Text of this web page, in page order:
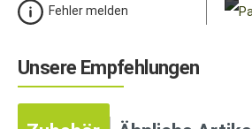
Fehler melden
Unsere Empfehlungen